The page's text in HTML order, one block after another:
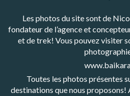
Les photos du site sont de
fondateur de l’agence et
et de trek! Vous pouvez visiter
Toutes les photos présentes
destinations que nous proposons!